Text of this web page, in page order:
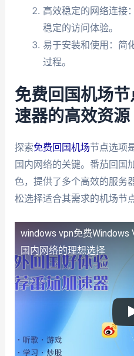
高效稳定的网络连接
稳定的访问体验。
易于安装和使用：简
过程。
免费回国机场
速器的高效资源
探索免费回国机场节点选项
国内网络的关键。番茄回国
色，提供了多个高效的服务
松选择适合其需求的机场节
windows vpn免费Windows
国内网络的理想选择